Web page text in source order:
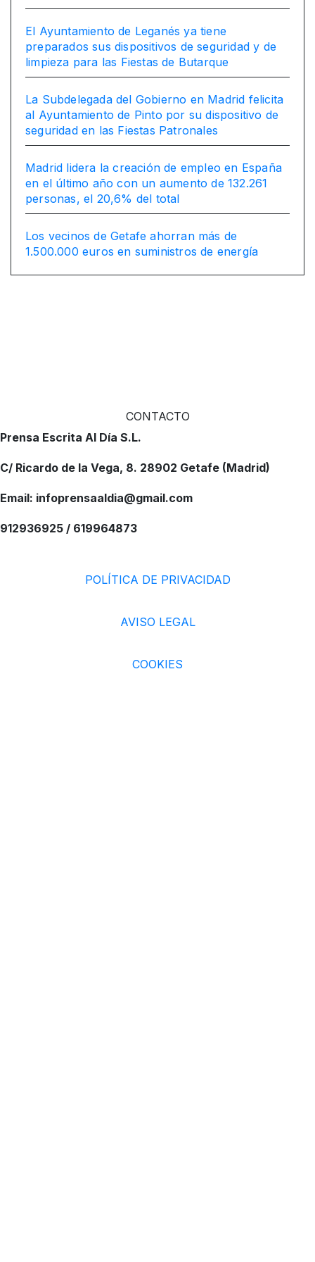
El Ayuntamiento de Leganés ya tiene
preparados sus dispositivos de seguridad y de
limpieza para las Fiestas de Butarque
La Subdelegada del Gobierno en Madrid felicita
al Ayuntamiento de Pinto por su dispositivo de
seguridad en las Fiestas Patronales
Madrid lidera la creación de empleo en España
en el último año con un aumento de 132.261
personas, el 20,6% del total
Los vecinos de Getafe ahorran más de
1.500.000 euros en suministros de energía
CONTACTO
Prensa Escrita Al Día S.L.
C/ Ricardo de la Vega, 8. 28902 Getafe (Madrid)
Email: infoprensaaldia@gmail.com
912936925 / 619964873
POLÍTICA DE PRIVACIDAD
AVISO LEGAL
COOKIES